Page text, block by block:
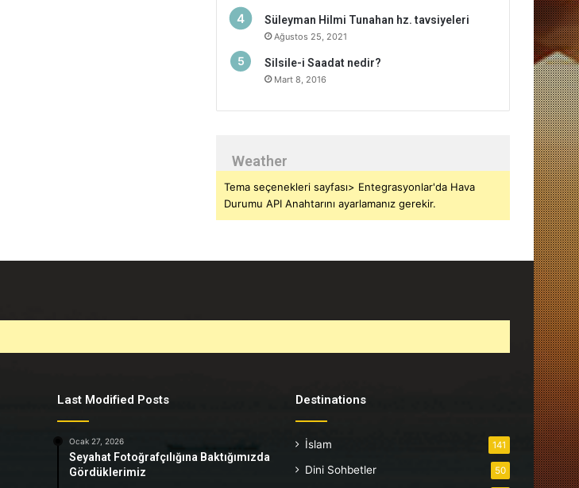
Süleyman Hilmi Tunahan hz. tavsiyeleri
Ağustos 25, 2021
Silsile-i Saadat nedir?
Mart 8, 2016
Weather
Tema seçenekleri sayfası> Entegrasyonlar'da Hava
Durumu API Anahtarını ayarlamanız gerekir.
Last Modified Posts
Ocak 27, 2026
Seyahat Fotoğrafçılığına Baktığımızda
Gördüklerimiz
Destinations
İslam 141
Dini Sohbetler 50